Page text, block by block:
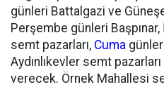
günleri Battalgazi ve
Perşembe günleri
semt pazarları, Cuma
Aydınlıkevler semt
verecek. Örnek Mahallesi